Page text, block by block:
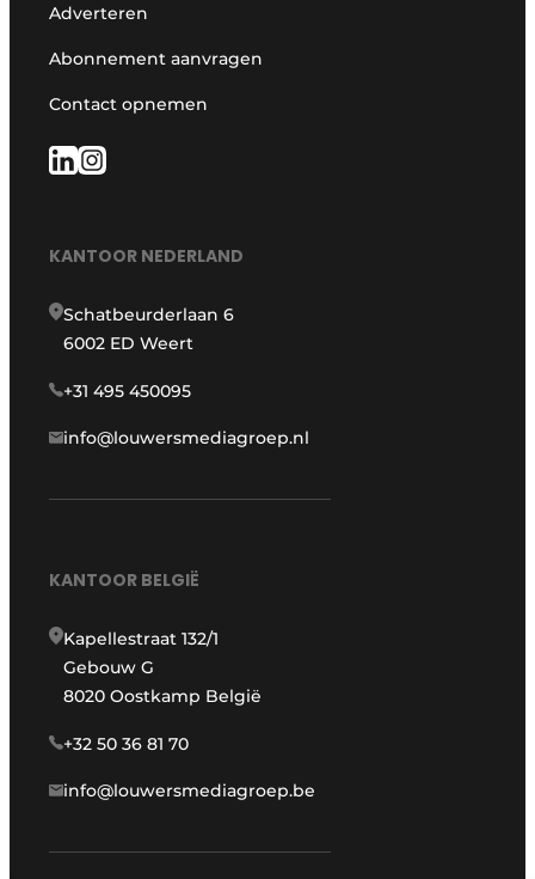
Adverteren
Abonnement aanvragen
Contact opnemen
KANTOOR NEDERLAND
Schatbeurderlaan 6
6002 ED Weert
+31 495 450095
info@louwersmediagroep.nl
KANTOOR BELGIË
Kapellestraat 132/1
Gebouw G
8020 Oostkamp België
+32 50 36 81 70
info@louwersmediagroep.be